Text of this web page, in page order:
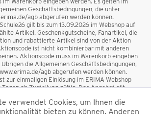
Geschäftsbedingungen, die unter
agb abgerufen werden können.
gilt bis zum 13.09.2026 im Webshop auf
Artikel. Geschenkgutscheine, Fanartikel, die
und rabattierte Artikel sind von der Aktion
ist nicht kombinierbar mit anderen
Aktionscode muss im Warenkorb eingeben
die Allgemeinen Geschäftsbedingungen,
agb abgerufen werden können.
zur einmaligen Einlösung im ERIMA Webshop
ab Zustellung gültig. Das Angebot gilt
sind vom Rabatt ausgeschlossen. Der
mit anderen Aktionen oder Gutscheinen
verwendet Cookies, um Ihnen die
bieten zu können. Anderen